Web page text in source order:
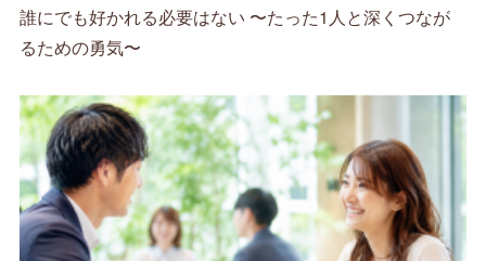
誰にでも好かれる必要はない 〜たった1人と深くつなが
るための勇気〜